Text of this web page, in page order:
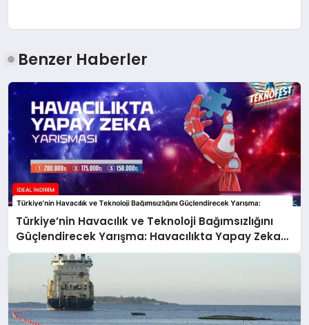
Benzer Haberler
Türkiye’nin Havacılık ve Teknoloji Bağımsızlığını
Güçlendirecek Yarışma: Havacılıkta Yapay Zeka
Yarışması